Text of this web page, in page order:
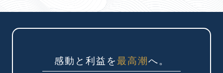
感動と利益を最高潮へ。